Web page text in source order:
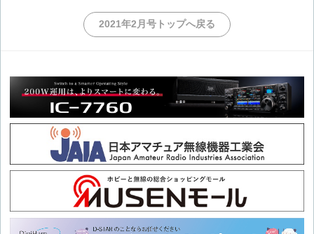
Masacoの夏の移動運用2選!!
1エリアから個人コールでHAMtte交信パーティーに参加
大和葛城山よりHAMtte交信パーティーに参加
六甲山から個人コールでHFハイバンドとSHFを中心に運用
和泉葛城山よりHAMtte交信パーティーに参加
2021年2月号トップへ戻る